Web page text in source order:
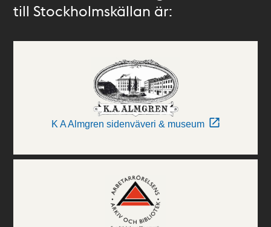
till Stockholmskällan är:
K A Almgren sidenväveri & museum